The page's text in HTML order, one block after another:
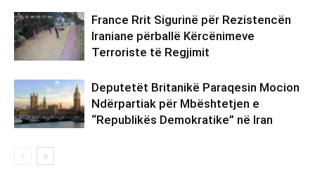
France Rrit Sigurinë për Rezistencën
Iraniane përballë Kërcënimeve
Terroriste të Regjimit
Deputetët Britanikë Paraqesin Mocion
Ndërpartiak për Mbështetjen e
“Republikës Demokratike” në Iran